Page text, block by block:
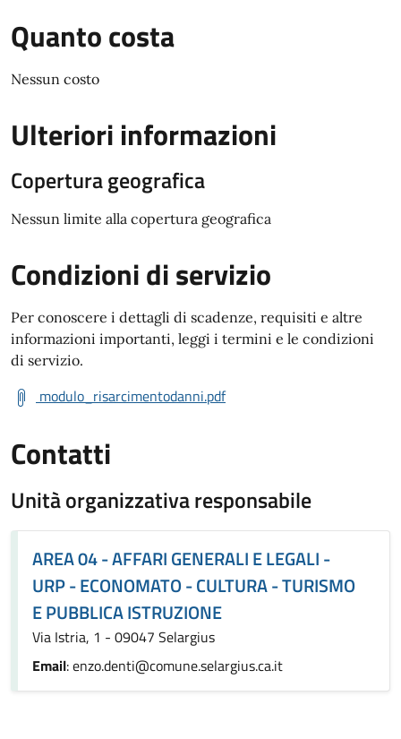
Quanto costa
Nessun costo
Ulteriori informazioni
Copertura geografica
Nessun limite alla copertura geografica
Condizioni di servizio
Per conoscere i dettagli di scadenze, requisiti e altre
informazioni importanti, leggi i termini e le condizioni
di servizio.
modulo_risarcimentodanni.pdf
Contatti
Unità organizzativa responsabile
AREA 04 - AFFARI GENERALI E LEGALI -
URP - ECONOMATO - CULTURA - TURISMO
E PUBBLICA ISTRUZIONE
Via Istria, 1 - 09047 Selargius
Email: enzo.denti@comune.selargius.ca.it